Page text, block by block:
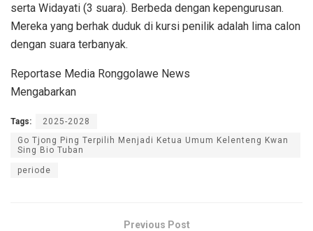
serta Widayati (3 suara). Berbeda dengan kepengurusan.
Mereka yang berhak duduk di kursi penilik adalah lima calon
dengan suara terbanyak.
Reportase Media Ronggolawe News
Mengabarkan
Tags:
2025-2028
Go Tjong Ping Terpilih Menjadi Ketua Umum Kelenteng Kwan
Sing Bio Tuban
periode
Previous Post